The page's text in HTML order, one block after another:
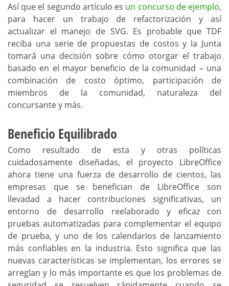
Así que el segundo artículo es un concurso de ejemplo,
para hacer un trabajo de refactorización y así
actualizar el manejo de SVG. Es probable que TDF
reciba una serie de propuestas de costos y la Junta
tomará una decisión sobre cómo otorgar el trabajo
basado en el mayor beneficio de la comunidad – una
combinación de costo óptimo, participación de
miembros de la comunidad, naturaleza del
concursante y más.
Beneficio Equilibrado
Como resultado de esta y otras políticas
cuidadosamente diseñadas, el proyecto LibreOffice
ahora tiene una fuerza de desarrollo de cientos, las
empresas que se benefician de LibreOffice son
llevadad a hacer contribuciones significativas, un
entorno de desarrollo reelaborado y eficaz con
pruebas automatizadas para complementar el equipo
de prueba, y uno de los calendarios de lanzamiento
más confiables en la industria. Esto significa que las
nuevas características se implementan, los errores se
arreglan y lo más importante es que los problemas de